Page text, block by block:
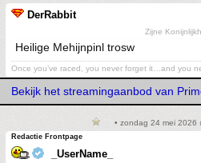
DerRabbit
Zijne
Heilige Mehijnpinl trosw
Once you’ve raced, you never forget it…and you
Bekijk het streamingaanbod van
• zondag 24 mei 2026
Redactie Frontpage
_UserName_